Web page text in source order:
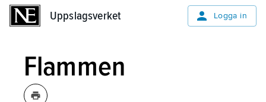
Uppslagsverket Logga in
Flammen